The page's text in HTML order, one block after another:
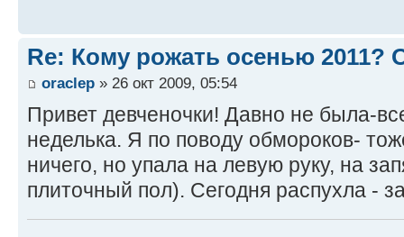
Re: Кому рожать осенью 2011?
oraclep » 26 окт 2009, 05:54
Привет девченочки! Давно не была-
неделька. Я по поводу обмороков-
ничего, но упала на левую руку, на
плиточный пол). Сегодня распухла -